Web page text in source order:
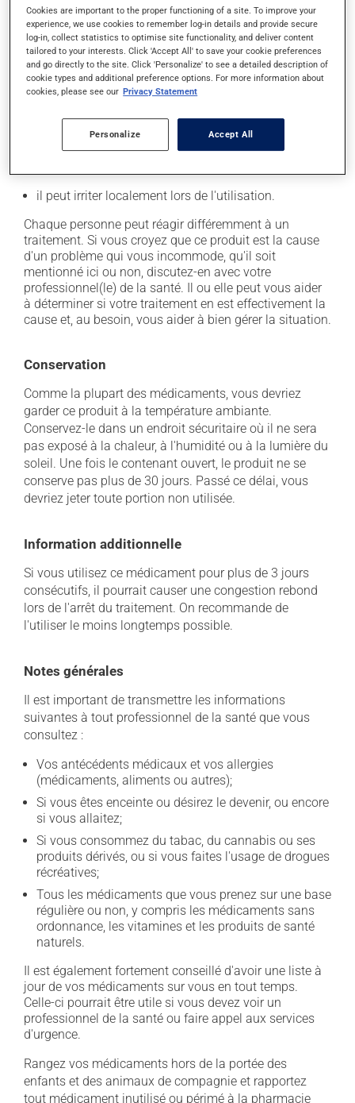
Il est important de respecter la posologie inscrite sur
l'étiquette. N'en utilisez pas plus, ni plus souvent
qu'indiqué.
En plus de ses effets recherchés, ce produit peut à
l'occasion entraîner certains effets indésirables (effets
il peut irriter localement lors de l'utilisation.
Chaque personne peut réagir différemment à un
traitement. Si vous croyez que ce produit est la cause
d'un problème qui vous incommode, qu'il soit
mentionné ici ou non, discutez-en avec votre
professionnel(le) de la santé. Il ou elle peut vous aider
à déterminer si votre traitement en est effectivement la
cause et, au besoin, vous aider à bien gérer la situation.
Conservation
Comme la plupart des médicaments, vous devriez
garder ce produit à la température ambiante.
Conservez-le dans un endroit sécuritaire où il ne sera
pas exposé à la chaleur, à l'humidité ou à la lumière du
soleil. Une fois le contenant ouvert, le produit ne se
conserve pas plus de 30 jours. Passé ce délai, vous
devriez jeter toute portion non utilisée.
Information additionnelle
Si vous utilisez ce médicament pour plus de 3 jours
consécutifs, il pourrait causer une congestion rebond
lors de l'arrêt du traitement. On recommande de
l'utiliser le moins longtemps possible.
Notes générales
Il est important de transmettre les informations
suivantes à tout professionnel de la santé que vous
consultez :
Vos antécédents médicaux et vos allergies
(médicaments, aliments ou autres);
Si vous êtes enceinte ou désirez le devenir, ou encore
si vous allaitez;
Si vous consommez du tabac, du cannabis ou ses
produits dérivés, ou si vous faites l'usage de drogues
récréatives;
Tous les médicaments que vous prenez sur une base
régulière ou non, y compris les médicaments sans
ordonnance, les vitamines et les produits de santé
naturels.
Il est également fortement conseillé d'avoir une liste à
jour de vos médicaments sur vous en tout temps.
Celle-ci pourrait être utile si vous devez voir un
professionnel de la santé ou faire appel aux services
d'urgence.
Rangez vos médicaments hors de la portée des
enfants et des animaux de compagnie et rapportez
tout médicament inutilisé ou périmé à la pharmacie
Cookies are important to the proper functioning of a site. To improve your
experience, we use cookies to remember log-in details and provide secure
log-in, collect statistics to optimise site functionality, and deliver content
tailored to your interests. Click 'Accept All' to save your cookie preferences
and go directly to the site. Click 'Personalize' to see a detailed description of
cookie types and additional preference options. For more information about
cookies, please see our Privacy Statement
Personalize Accept All